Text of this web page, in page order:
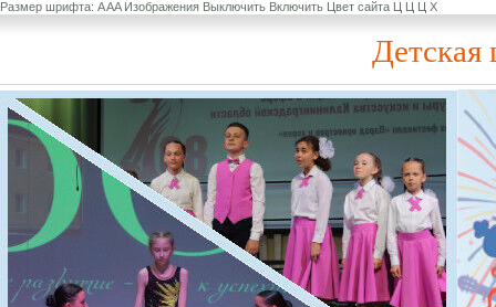
Размер шрифта: AAAИзображения Выключить Включить Цвет сайта Ц Ц Ц Х
Детская